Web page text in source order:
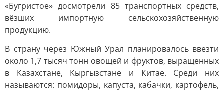
«Бугристое» досмотрели 85 транспортных средств,
вёзших импортную сельскохозяйственную
продукцию.
В страну через Южный Урал планировалось ввезти
около 1,7 тысяч тонн овощей и фруктов, выращенных
в Казахстане, Кыргызстане и Китае. Среди них
называются: помидоры, капуста, кабачки, картофель,